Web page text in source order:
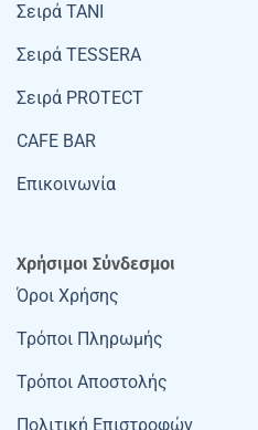
Σειρά TANI
Σειρά TESSERA
Σειρά PROTECT
CAFE BAR
Επικοινωνία
Χρήσιμοι Σύνδεσμοι
Όροι Χρήσης
Τρόποι Πληρωμής
Τρόποι Αποστολής
Πολιτική Επιστροφών